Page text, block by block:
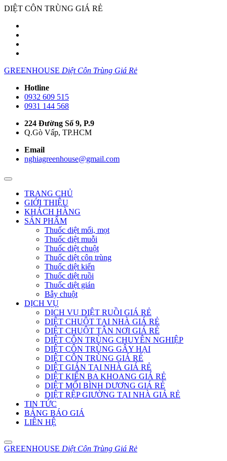
DIỆT CÔN TRÙNG GIÁ RẺ
GREENHOUSE Diệt Côn Trùng Giá Rẻ
Hotline
0932 609 515
0931 144 568
224 Đường Số 9, P.9
Q.Gò Vấp, TP.HCM
Email
nghiagreenhouse@gmail.com
TRANG CHỦ
GIỚI THIỆU
KHÁCH HÀNG
SẢN PHẨM
Thuốc diệt mối, mọt
Thuốc diệt muỗi
Thuốc diệt chuột
Thuốc diệt côn trùng
Thuốc diệt kiến
Thuốc diệt ruồi
Thuốc diệt gián
Bẫy chuột
DỊCH VỤ
DỊCH VỤ DIỆT RUỒI GIÁ RẺ
DIỆT CHUỘT TẠI NHÀ GIÁ RẺ
DIỆT CHUỘT TẬN NƠI GIÁ RẺ
DIỆT CÔN TRÙNG CHUYÊN NGHIỆP
DIỆT CÔN TRÙNG GÂY HẠI
DIỆT CÔN TRÙNG GIÁ RẺ
DIỆT GIÁN TẠI NHÀ GIÁ RẺ
DIỆT KIẾN BA KHOANG GIÁ RẺ
DIỆT MỐI BÌNH DƯƠNG GIÁ RẺ
DIỆT RỆP GIƯỜNG TẠI NHÀ GIÁ RẺ
TIN TỨC
BẢNG BÁO GIÁ
LIÊN HỆ
GREENHOUSE Diệt Côn Trùng Giá Rẻ